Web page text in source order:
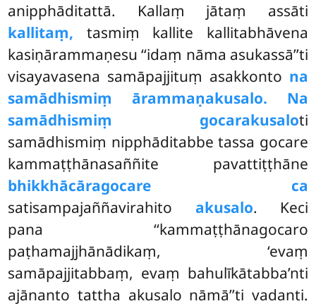
anipphāditattā. Kallaṃ jātaṃ assāti
kallitaṃ, tasmiṃ kallite kallitabhāvena
kasiṇārammaṇesu ‘‘idaṃ nāma asukassā’’ti
visayavasena samāpajjituṃ asakkonto na
samādhismiṃ ārammaṇakusalo. Na
samādhismiṃ gocarakusaloti
samādhismiṃ nipphāditabbe tassa gocare
kammaṭṭhānasaññite pavattiṭṭhāne
bhikkhācāragocare ca
satisampajaññavirahito akusalo. Keci
pana ‘‘kammaṭṭhānagocaro
paṭhamajjhānādikaṃ, ‘evaṃ
samāpajjitabbaṃ, evaṃ bahulīkātabba’nti
ajānanto tattha akusalo nāmā’’ti vadanti.